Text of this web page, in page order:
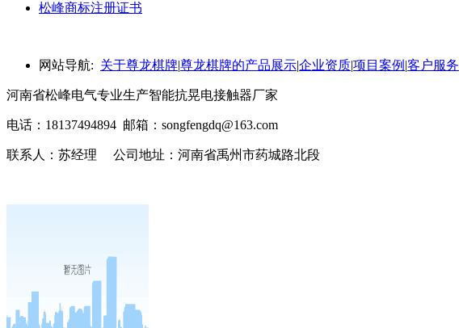
松峰商标注册证书
网站导航: 关于尊龙棋牌|尊龙棋牌的产品展示|企业资质|项目案例 |客户服务
河南省松峰电气专业生产智能抗晃电接触器厂家
电话：18137494894 邮箱： songfengdq@163.com
联系人：苏经理 公司地址：河南省禹州市药城路北段